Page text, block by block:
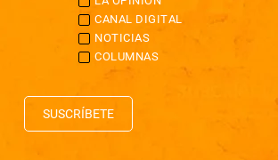
CANAL DIGITAL
NOTICIAS
COLUMNAS
SUSCRÍBETE